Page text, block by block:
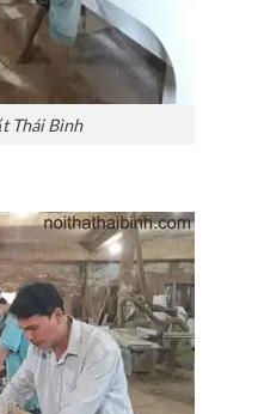
Thái Bình